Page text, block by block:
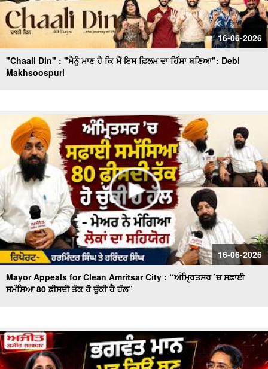
16-06-2026
"Chaali Din" : "ਮੈਨੂੰ ਮਾਣ ਹੈ ਕਿ ਮੈਂ ਇਸ ਫ਼ਿਲਮ ਦਾ ਹਿੱਸਾ ਬਣਿਆ": Debi
Makhsoospuri
16-06-2026
Mayor Appeals for Clean Amritsar City : ‘‘ਅੰਮ੍ਰਿਤਸਰ ’ਚ ਸਫ਼ਾਈ
ਸਮੱਸਿਆ 80 ਫ਼ੀਸਦੀ ਤੱਕ ਹੋ ਚੁੱਕੀ ਹੈ ਹੱਲ’’